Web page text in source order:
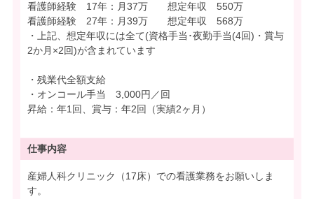
看護師経験 17年：月37万 想定年収 550万
看護師経験 27年：月39万 想定年収 568万
・上記、想定年収には全て(資格手当･夜勤手当(4回)・賞与
2か月×2回)が含まれています
・残業代全額支給
・オンコール手当 3,000円／回
昇給：年1回、賞与：年2回（実績2ヶ月）
仕事内容
産婦人科クリニック（17床）での看護業務をお願いしま
す。